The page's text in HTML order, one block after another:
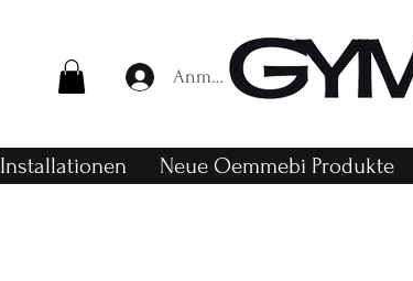
Anmelden
Installationen Neue Oemmebi Produkte